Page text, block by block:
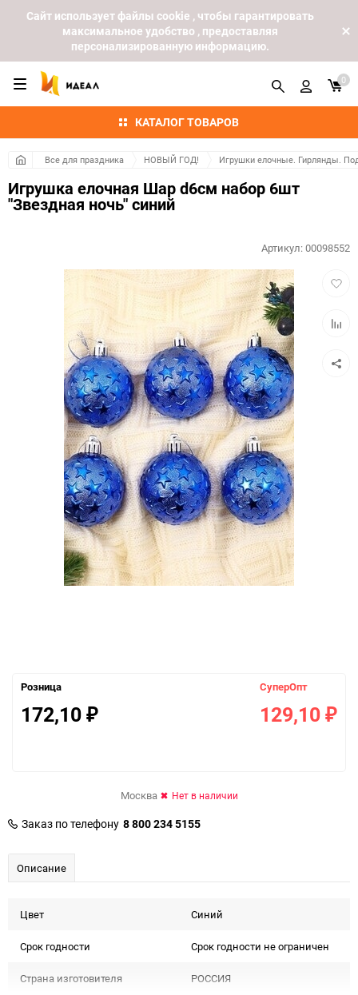
Cайт использует файлы cookie , чтобы гарантировать
максимальное удобство , предоставляя
персонализированную информацию.
КАТАЛОГ ТОВАРОВ
0
Все для праздника НОВЫЙ ГОД! Игрушки елочные. Гирлянды.
Игрушка елочная Шар d6см набор 6шт
"Звездная ночь" синий
Артикул:00098552
Розница
172,10 ₽
СуперОпт
129,10 ₽
Москва Нет в наличии
Заказ по телефону 8 800 234 5155
Описание
Цвет Синий
Срок годности Срок годности не ограничен
Страна изготовителя РОССИЯ